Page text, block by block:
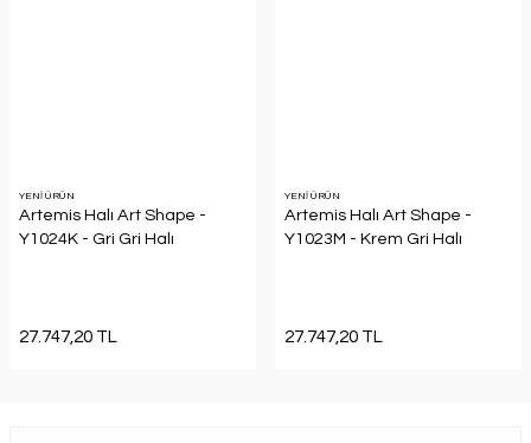
YENİ ÜRÜN
Artemis Halı Art Shape -
Y1024K - Gri Gri Halı
27.747,20 TL
YENİ ÜRÜN
Artemis Halı Art Shape -
Y1023M - Krem Gri Halı
27.747,20 TL